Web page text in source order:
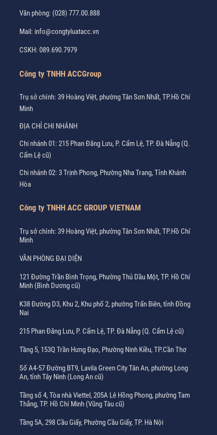
Văn phòng: (028) 777.00.888
Mail: info@congtyluatacc.vn
CSKH: 089.690.7979
Công ty TNHH ACCGroup
Trụ sở chính: 39 Hoàng Việt, phường Tân Sơn Nhất, TP.Hồ Chí
Minh
ĐỊA CHỈ CHI NHÁNH
Chi nhánh 01: 215 Phan Đăng Lưu, P. Cẩm Lệ, TP. Đà Nẵng (Q.
Cẩm Lệ cũ)
Chi nhánh 02: 3 Trịnh Phong, Phường Nha Trang, Tỉnh Khánh
Hòa
Công ty TNHH ACC GROUP VIETNAM
Trụ sở chính: 39 Hoàng Việt, phường Tân Sơn Nhất, TP.Hồ Chí
Minh
VĂN PHÒNG ĐẠI DIỆN
121 Đường Trần Bình Trọng, Phường Thủ Dầu Một, TP. Hồ Chí
Minh (Bình Dương cũ)
K38 Đường D3, Khu 2, Khu phố 2, phường Trấn Biên, tỉnh Đồng
Nai
215 Phan Đăng Lưu, P. Cẩm Lệ, TP. Đà Nẵng (Q. Cẩm Lệ cũ)
Tầng 5, 153Q Trần Hưng Đạo, Phường Ninh Kiều, TP.Cần Thơ
Số A4-57 Đường BT9, Lavila Green City Tân An, phường Long
An, tỉnh Tây Ninh (Long An cũ)
Tầng số 4, Tòa nhà Viettel, 205A Lê Hồng Phong, phường Tam
Thắng, TP. Hồ Chí Minh (Vũng Tàu cũ)
Tầng 5A, 298 Cầu Giấy, Phường Cầu Giấy, TP. Hà Nội